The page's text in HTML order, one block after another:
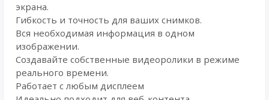
экрана.
Гибкость и точность для ваших снимков.
Вся необходимая информация в одном
изображении.
Создавайте собственные видеоролики в режиме
реального времени.
Работает с любым дисплеем